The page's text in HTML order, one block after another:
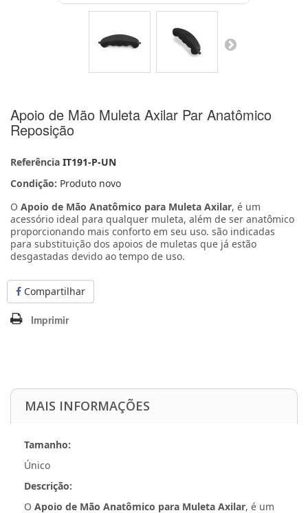
Apoio de Mão Muleta Axilar Par Anatômico
Reposição
Referência IT191-P-UN
Condição: Produto novo
O Apoio de Mão Anatômico para Muleta Axilar, é um
acessório ideal para qualquer muleta, além de ser anatômico
proporcionando mais conforto em seu uso. são indicadas
para substituição dos apoios de muletas que já estão
desgastadas devido ao tempo de uso.
Compartilhar
Imprimir
MAIS INFORMAÇÕES
Tamanho:
Único
Descrição:
O Apoio de Mão Anatômico para Muleta Axilar, é um